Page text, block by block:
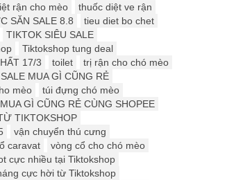
rận cho mèo
thuốc diệt ve rận
SĂN SALE 8.8
tieu diet bo chet
TIKTOK SIÊU SALE
Tiktokshop tung deal
17/3 toilet
trị rận cho chó mèo
MUA GÌ CŨNG RẺ
mèo
túi đựng chó mèo
GÌ CŨNG RẺ CÙNG SHOPEE
TIKTOKSHOP
vận chuyển thú cưng
caravat
vòng cổ cho chó mèo
cực nhiều tại Tiktokshop
cực hời từ Tiktokshop